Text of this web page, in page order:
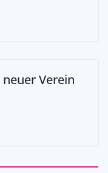
Verein